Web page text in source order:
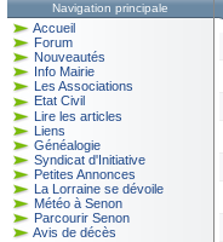
Navigation principale
Accueil
Forum
Nouveautés
Info Mairie
Les Associations
Etat Civil
Lire les articles
Liens
Généalogie
Syndicat d'Initiative
Petites Annonces
La Lorraine se dévoile
Météo à Senon
Parcourir Senon
Avis de décès